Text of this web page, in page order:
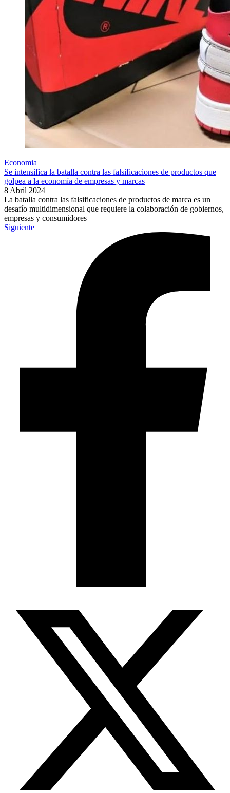
Economia
Se intensifica la batalla contra las falsificaciones de productos que
golpea a la economía de empresas y marcas
8 Abril 2024
La batalla contra las falsificaciones de productos de marca es un
desafío multidimensional que requiere la colaboración de gobiernos,
empresas y consumidores
Siguiente